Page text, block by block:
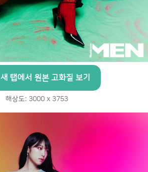
새 탭에서 원본 고화질 보기
해상도: 3000 x 3753